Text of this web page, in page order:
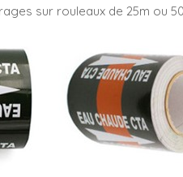
sur rouleaux de 25m ou